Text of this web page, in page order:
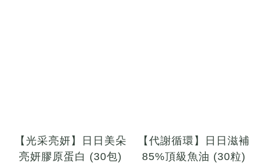
【光采亮妍】日日美朵
亮妍膠原蛋白 (30包)
【代謝循環】日日滋補
85%頂級魚油 (30粒)